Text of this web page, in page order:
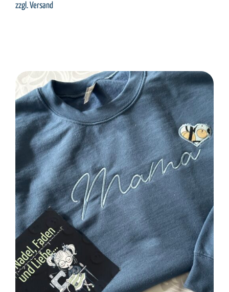
zzgl.Versand
SELECT OPTIONS / DETAILS